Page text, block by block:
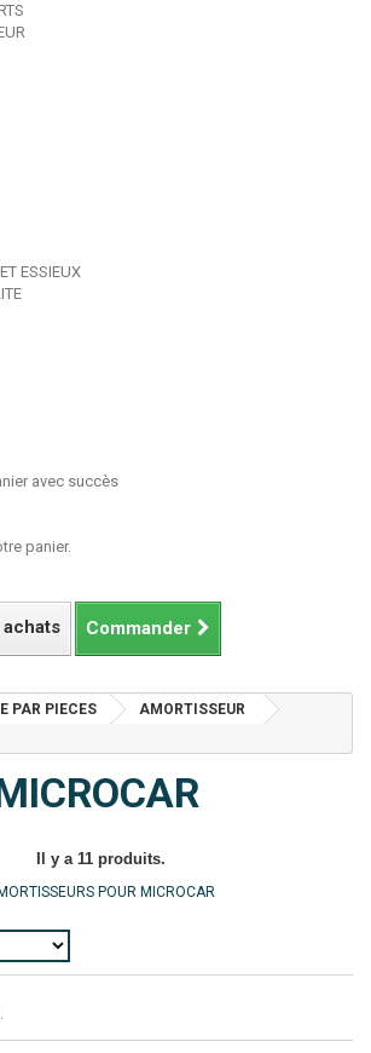
ESSIEUX
avec succès
panier.
Commander
PAR PIECES
AMORTISSEUR
Il y a 11 produits.
POUR MICROCAR